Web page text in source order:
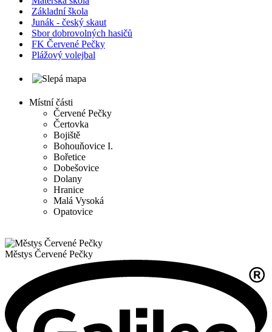
Základní škola
Junák - český skaut
Sbor dobrovolných hasičů
FK Červené Pečky
Plážový volejbal
Místní části
Červené Pečky
Čertovka
Bojiště
Bohouňovice I.
Bořetice
Dobešovice
Dolany
Hranice
Malá Vysoká
Opatovice
Městys Červené Pečky